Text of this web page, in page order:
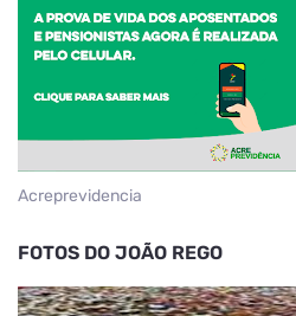
Acreprevidencia
FOTOS DO JOÃO REGO